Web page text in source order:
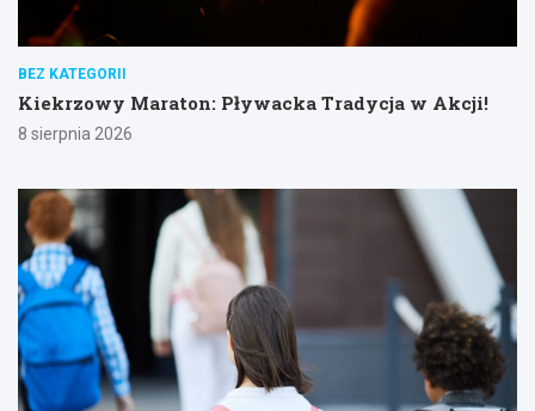
BEZ KATEGORII
Kiekrzowy Maraton: Pływacka Tradycja w Akcji!
8 sierpnia 2026